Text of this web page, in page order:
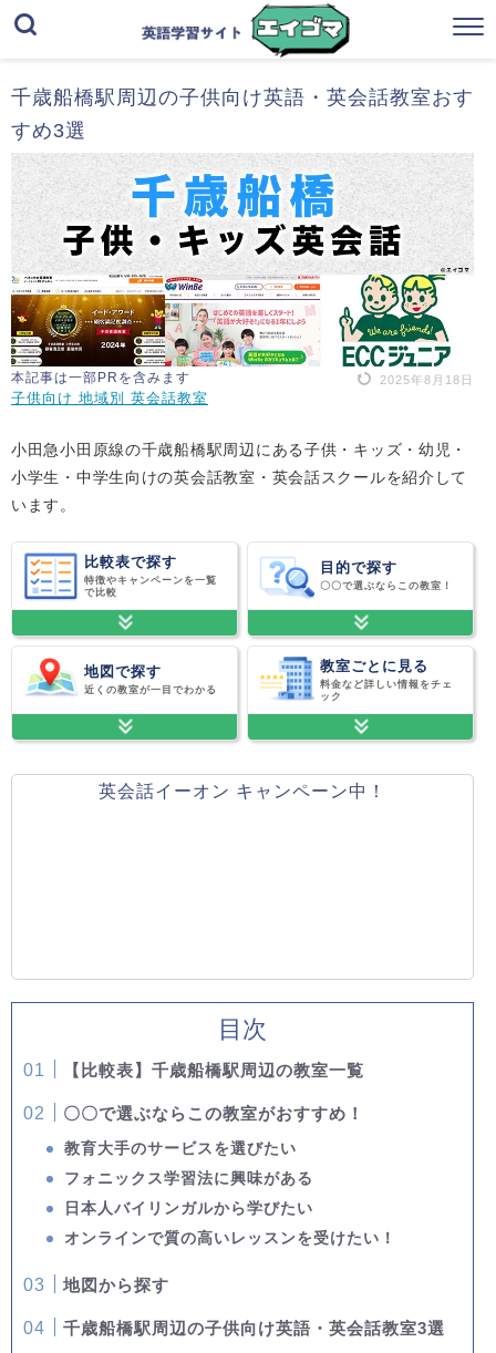
千歳船橋駅周辺の子供向け英語・英会話教室おす
すめ3選
本記事は一部PRを含みます 2025年8月18日
子供向け 地域別 英会話教室
小田急小田原線の千歳船橋駅周辺にある子供・キッズ・幼児・
小学生・中学生向けの英会話教室・英会話スクールを紹介して
います。
比較表で探す
特徴やキャンペーンを一覧
で比較
目的で探す
〇〇で選ぶならこの教室！
地図で探す
近くの教室が一目でわかる
教室ごとに見る
料金など詳しい情報をチェ
ック
英会話イーオン キャンペーン中！
目次
【比較表】千歳船橋駅周辺の教室一覧
〇〇で選ぶならこの教室がおすすめ！
教育大手のサービスを選びたい
フォニックス学習法に興味がある
日本人バイリンガルから学びたい
オンラインで質の高いレッスンを受けたい！
地図から探す
千歳船橋駅周辺の子供向け英語・英会話教室3選